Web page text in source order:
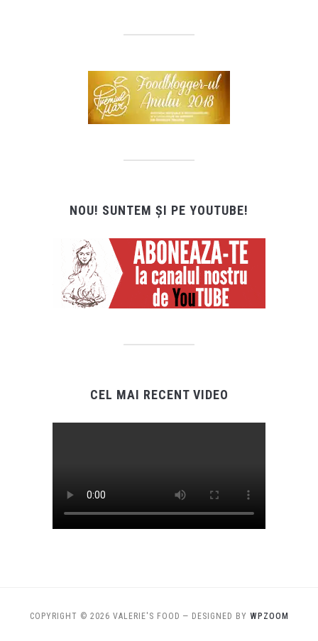
NOU! SUNTEM ȘI PE YOUTUBE!
CEL MAI RECENT VIDEO
COPYRIGHT © 2026 VALERIE'S FOOD — DESIGNED BY WPZOOM